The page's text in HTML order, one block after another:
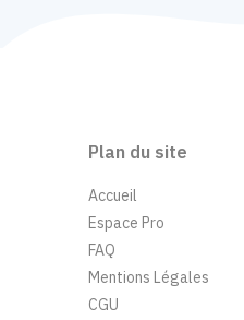
Plan du site
Accueil
Espace Pro
FAQ
Mentions Légales
CGU